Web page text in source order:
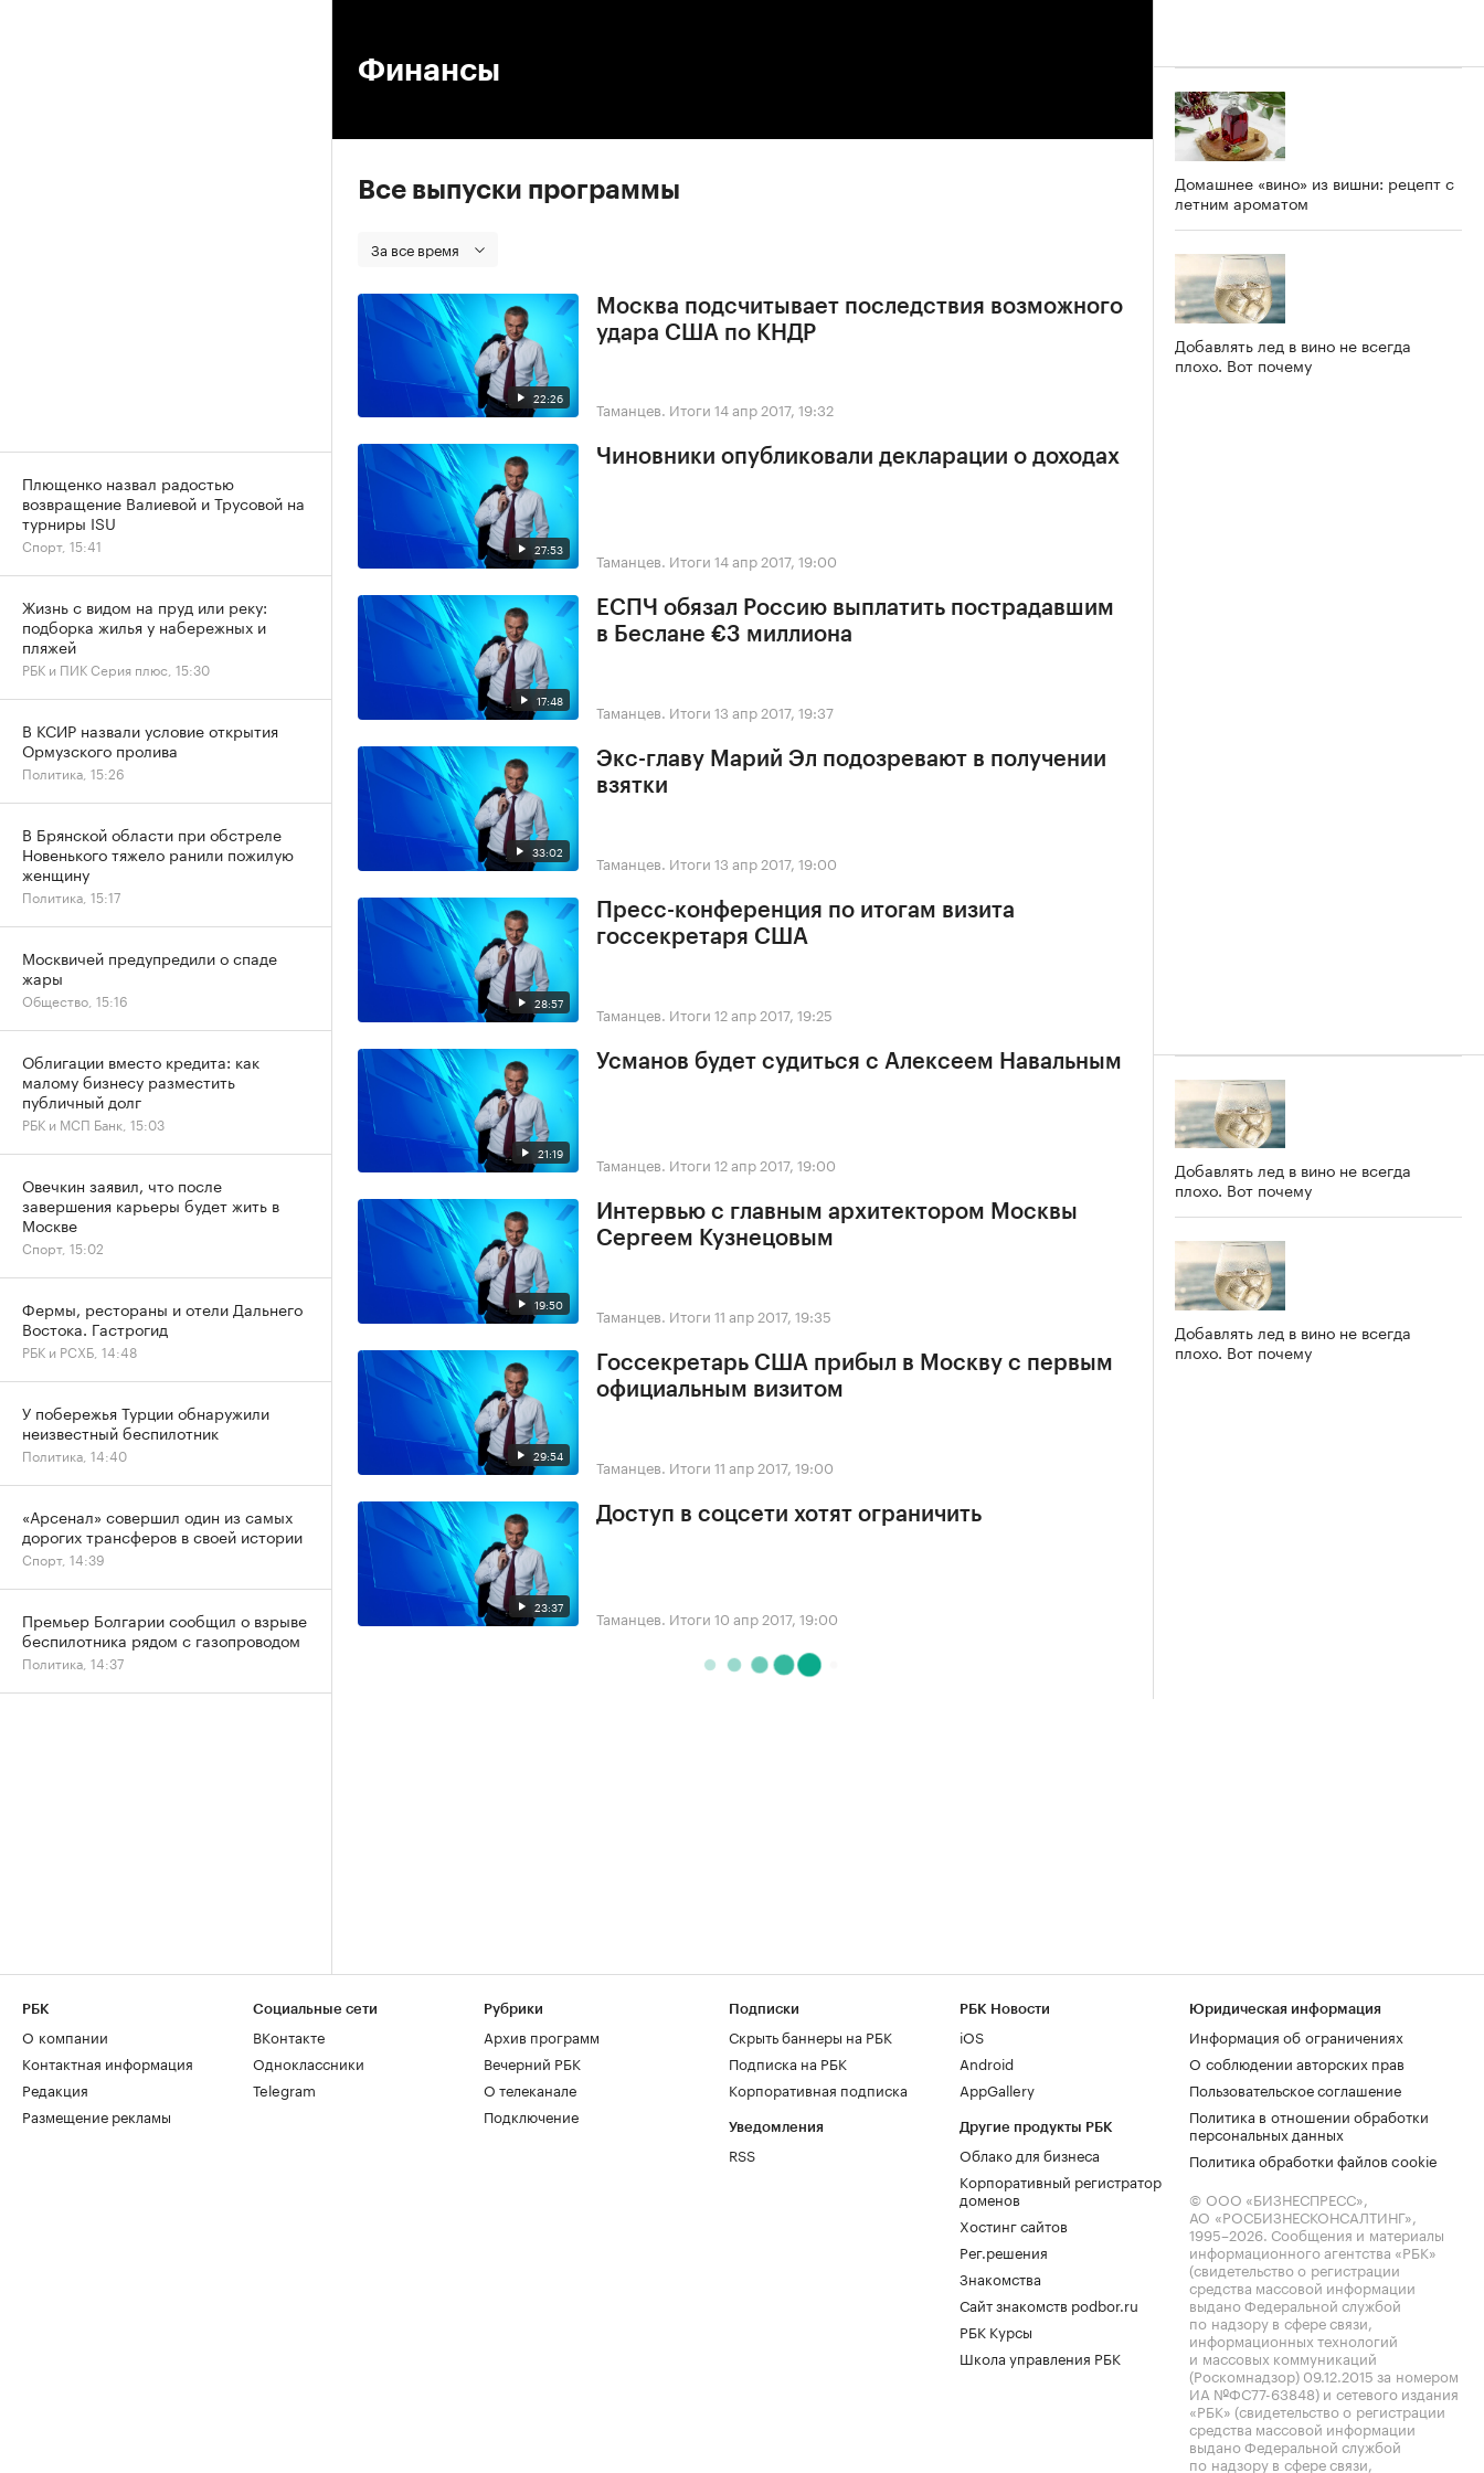
Финансы
Все выпуски программы
За все время
22:26
Москва подсчитывает последствия возможного
удара США по КНДР
Таманцев. Итоги 14 апр 2017, 19:32
27:53
Чиновники опубликовали декларации о доходах
Таманцев. Итоги 14 апр 2017, 19:00
17:48
ЕСПЧ обязал Россию выплатить пострадавшим
в Беслане €3 миллиона
Таманцев. Итоги 13 апр 2017, 19:37
33:02
Экс-главу Марий Эл подозревают в получении
взятки
Таманцев. Итоги 13 апр 2017, 19:00
28:57
Пресс-конференция по итогам визита
госсекретаря США
Таманцев. Итоги 12 апр 2017, 19:25
21:19
Усманов будет судиться с Алексеем Навальным
Таманцев. Итоги 12 апр 2017, 19:00
19:50
Интервью с главным архитектором Москвы
Сергеем Кузнецовым
Таманцев. Итоги 11 апр 2017, 19:35
29:54
Госсекретарь США прибыл в Москву с первым
официальным визитом
Таманцев. Итоги 11 апр 2017, 19:00
23:37
Доступ в соцсети хотят ограничить
Таманцев. Итоги 10 апр 2017, 19:00
Домашнее «вино» из вишни: рецепт с
летним ароматом
Добавлять лед в вино не всегда
плохо. Вот почему
Добавлять лед в вино не всегда
плохо. Вот почему
Добавлять лед в вино не всегда
плохо. Вот почему
Плющенко назвал радостью
возвращение Валиевой и Трусовой на
турниры ISU
Спорт, 15:41
Жизнь с видом на пруд или реку:
подборка жилья у набережных и
пляжей
РБК и ПИК Серия плюс, 15:30
В КСИР назвали условие открытия
Ормузского пролива
Политика, 15:26
В Брянской области при обстреле
Новенького тяжело ранили пожилую
женщину
Политика, 15:17
Москвичей предупредили о спаде
жары
Общество, 15:16
Облигации вместо кредита: как
малому бизнесу разместить
публичный долг
РБК и МСП Банк, 15:03
Овечкин заявил, что после
завершения карьеры будет жить в
Москве
Спорт, 15:02
Фермы, рестораны и отели Дальнего
Востока. Гастрогид
РБК и РСХБ, 14:48
У побережья Турции обнаружили
неизвестный беспилотник
Политика, 14:40
«Арсенал» совершил один из самых
дорогих трансферов в своей истории
Спорт, 14:39
Премьер Болгарии сообщил о взрыве
беспилотника рядом с газопроводом
Политика, 14:37
РБК
О компании
Контактная информация
Редакция
Размещение рекламы
Социальные сети
ВКонтакте
Одноклассники
Telegram
Рубрики
Архив программ
Вечерний РБК
О телеканале
Подключение
Подписки
Скрыть баннеры на РБК
Подписка на РБК
Корпоративная подписка
Уведомления
RSS
РБК Новости
iOS
Android
AppGallery
Другие продукты РБК
Облако для бизнеса
Корпоративный регистратор
доменов
Хостинг сайтов
Рег.решения
Знакомства
Сайт знакомств podbor.ru
РБК Курсы
Школа управления РБК
Юридическая информация
Информация об ограничениях
О соблюдении авторских прав
Пользовательское соглашение
Политика в отношении обработки
персональных данных
Политика обработки файлов cookie
© ООО «БИЗНЕСПРЕСС»,
АО «РОСБИЗНЕСКОНСАЛТИНГ»,
1995–2026. Сообщения и материалы
информационного агентства «РБК»
(свидетельство о регистрации
средства массовой информации
выдано Федеральной службой
по надзору в сфере связи,
информационных технологий
и массовых коммуникаций
(Роскомнадзор) 09.12.2015 за номером
ИА №ФС77-63848) и сетевого издания
«РБК» (свидетельство о регистрации
средства массовой информации
выдано Федеральной службой
по надзору в сфере связи,